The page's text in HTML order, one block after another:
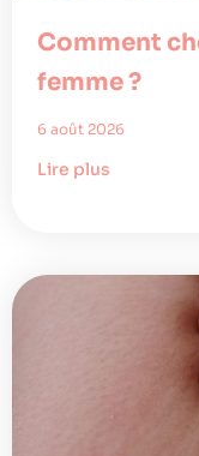
Comment
femme ?
6 août 2026
Lire plus